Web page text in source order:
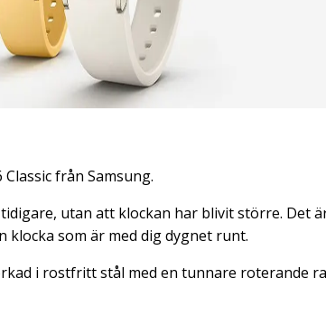
från Samsung.
utan att klockan har blivit större. Det
som är med dig dygnet runt.
i rostfritt stål med en tunnare roterande